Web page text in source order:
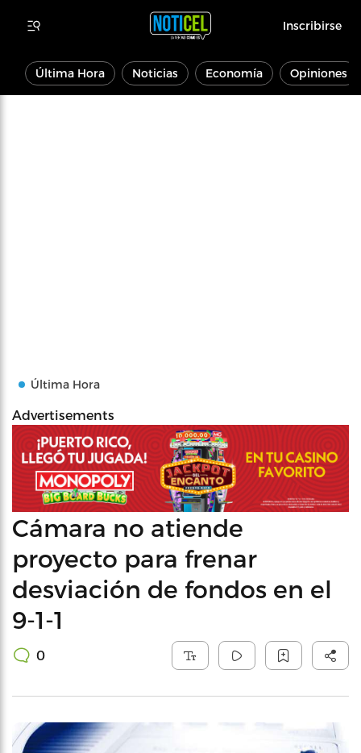
Inscribirse
Última Hora Noticias Economía Opiniones
Última Hora
Advertisements
Cámara no atiende
proyecto para frenar
desviación de fondos en el
9-1-1
0